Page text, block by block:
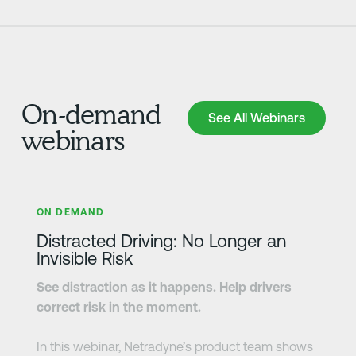
On-demand
webinars
See All Webinars
See All Webinars
ON DEMAND
Distracted Driving: No Longer an
Invisible Risk
See distraction as it happens. Help drivers
correct risk in the moment.
In this webinar, Netradyne’s product team shows